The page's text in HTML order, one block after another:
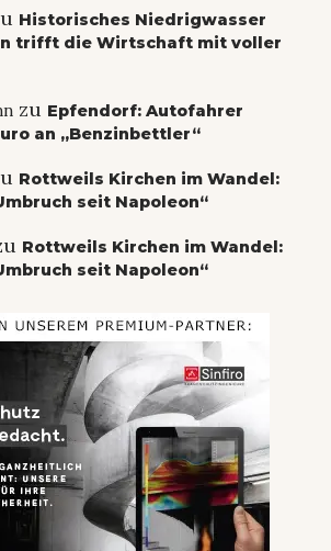
Historisches Niedrigwasser
trifft die Wirtschaft mit voller
zu Epfendorf: Autofahrer
an „Benzinbettler“
Rottweils Kirchen im Wandel:
seit Napoleon“
Rottweils Kirchen im Wandel:
seit Napoleon“